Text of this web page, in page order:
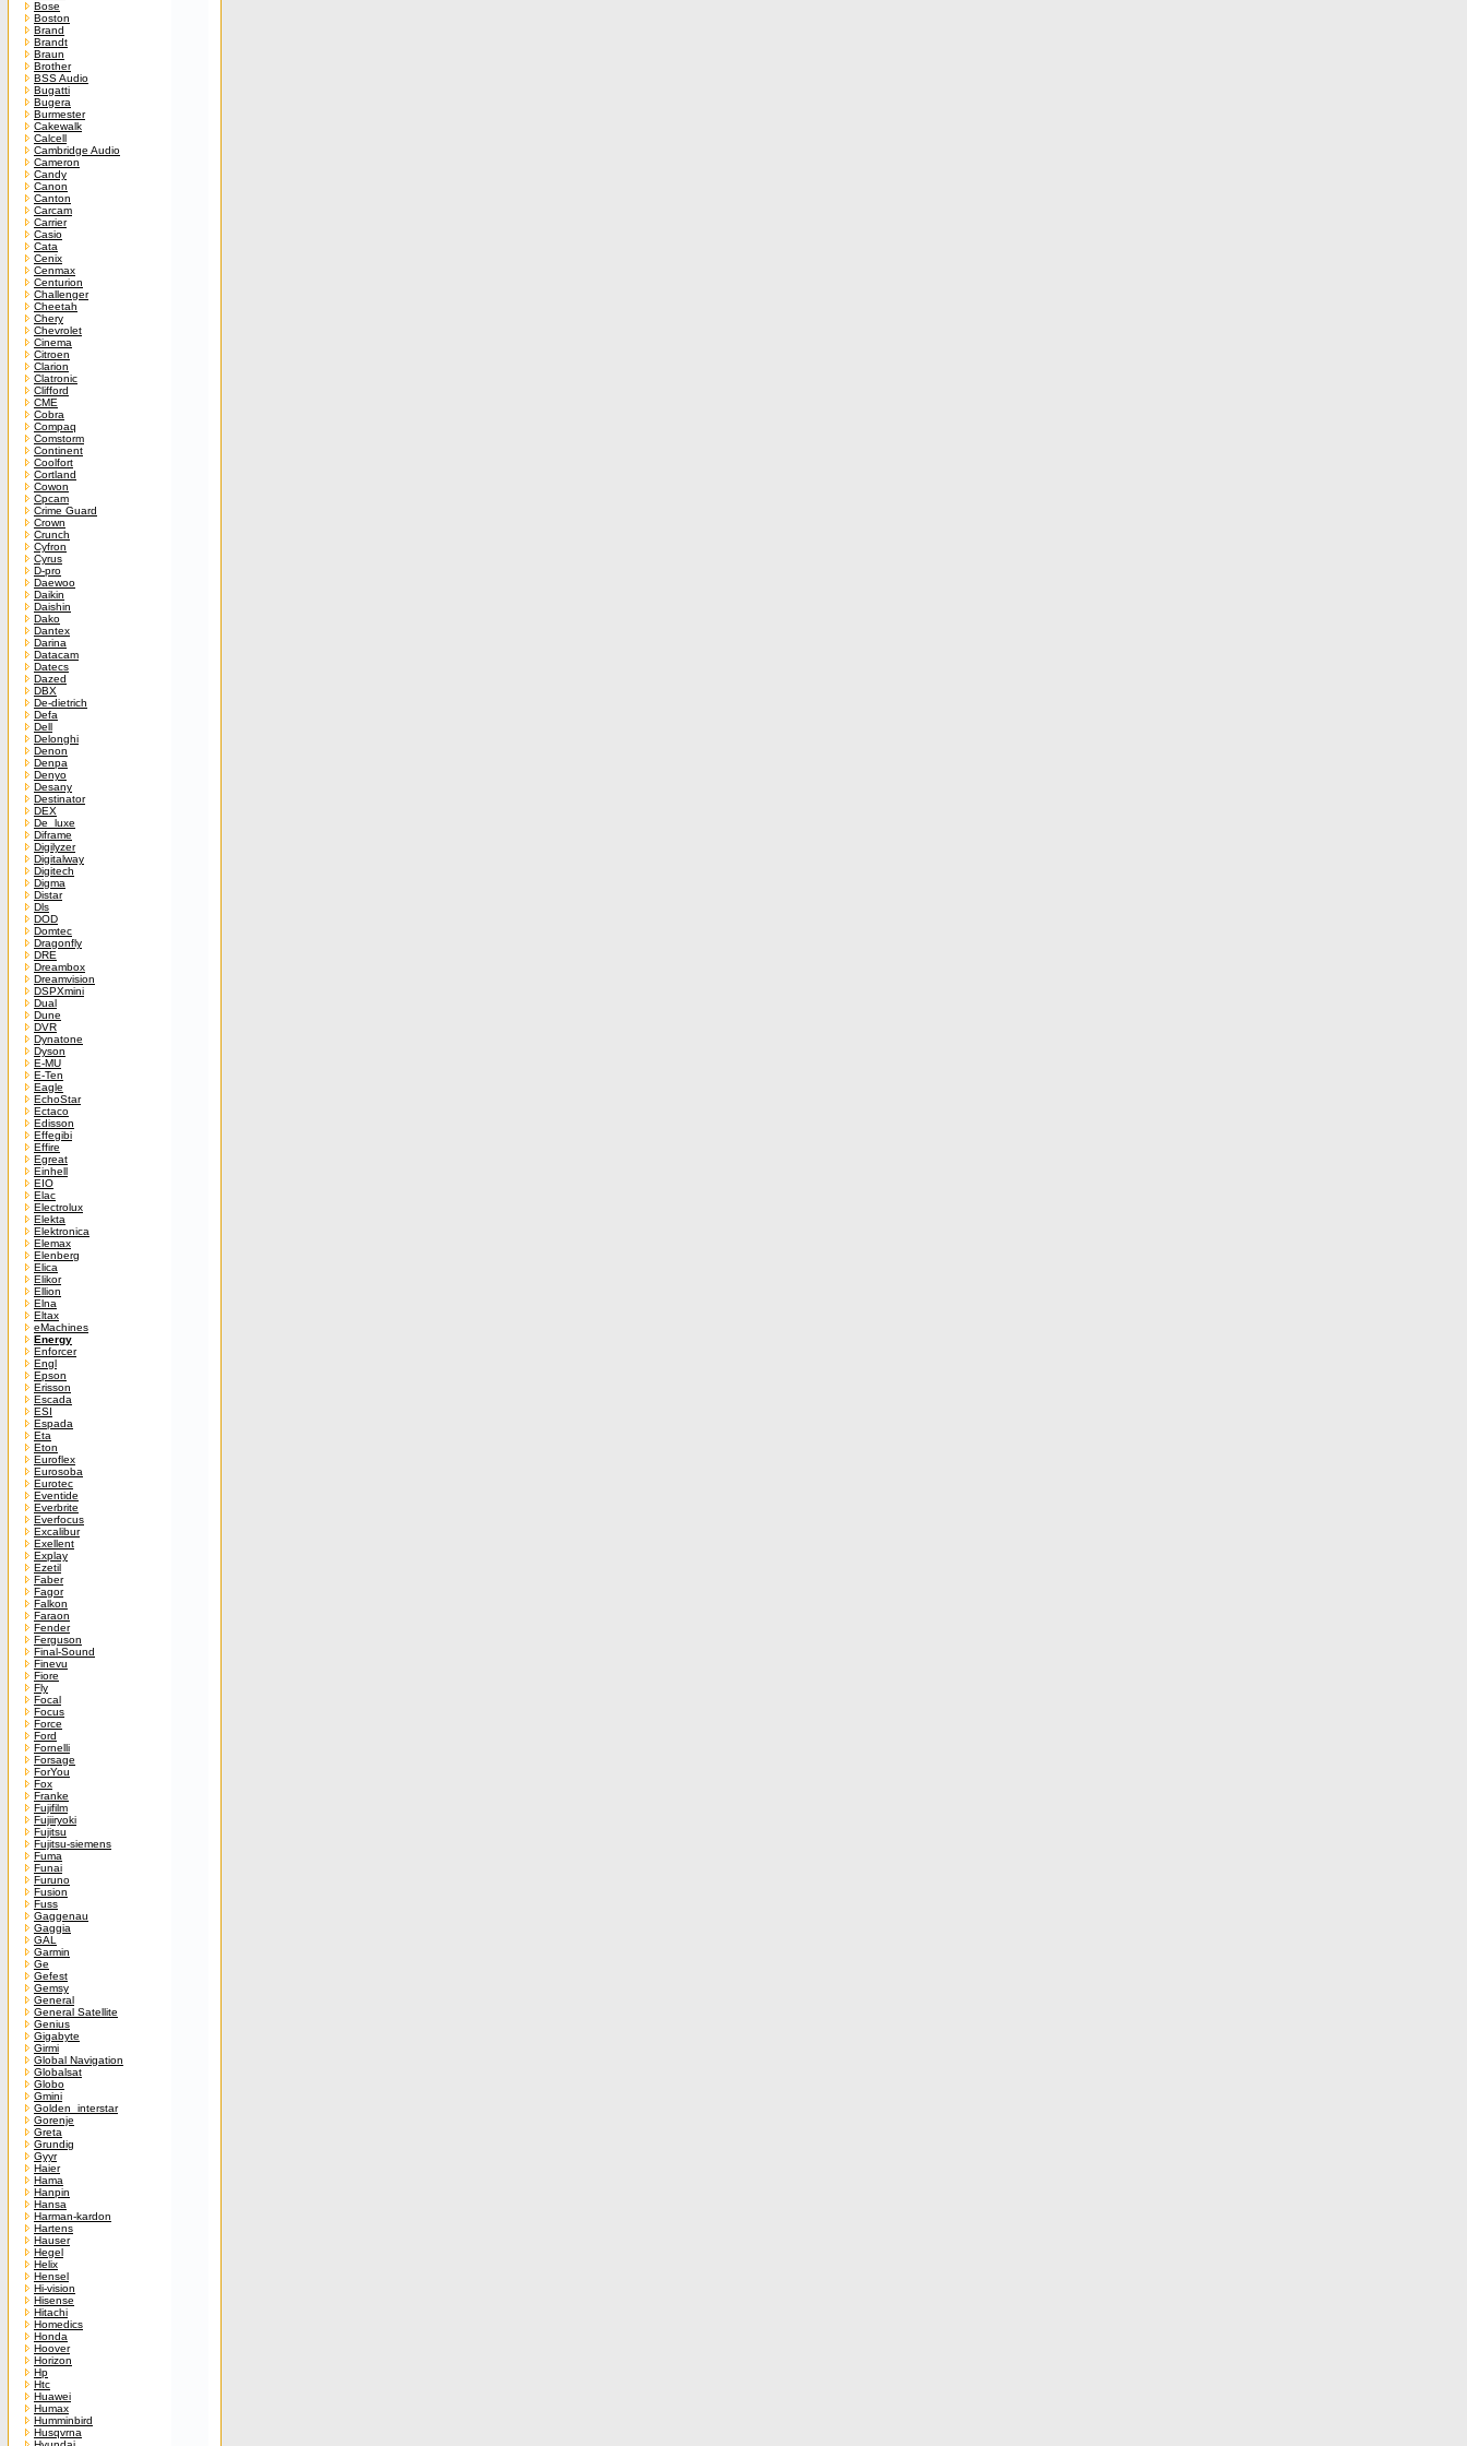
Bose
Boston
Brand
Brandt
Braun
Brother
BSS Audio
Bugatti
Bugera
Burmester
Cakewalk
Calcell
Cambridge Audio
Cameron
Candy
Canon
Canton
Carcam
Carrier
Casio
Cata
Cenix
Cenmax
Centurion
Challenger
Cheetah
Chery
Chevrolet
Cinema
Citroen
Clarion
Clatronic
Clifford
CME
Cobra
Compaq
Comstorm
Continent
Coolfort
Cortland
Cowon
Cpcam
Crime Guard
Crown
Crunch
Cyfron
Cyrus
D-pro
Daewoo
Daikin
Daishin
Dako
Dantex
Darina
Datacam
Datecs
Dazed
DBX
De-dietrich
Defa
Dell
Delonghi
Denon
Denpa
Denyo
Desany
Destinator
DEX
De_luxe
Diframe
Digilyzer
Digitalway
Digitech
Digma
Distar
Dls
DOD
Domtec
Dragonfly
DRE
Dreambox
Dreamvision
DSPXmini
Dual
Dune
DVR
Dynatone
Dyson
E-MU
E-Ten
Eagle
EchoStar
Ectaco
Edisson
Effegibi
Effire
Egreat
Einhell
EIO
Elac
Electrolux
Elekta
Elektronica
Elemax
Elenberg
Elica
Elikor
Ellion
Elna
Eltax
eMachines
Energy
Enforcer
Engl
Epson
Erisson
Escada
ESI
Espada
Eta
Eton
Euroflex
Eurosoba
Eurotec
Eventide
Everbrite
Everfocus
Excalibur
Exellent
Explay
Ezetil
Faber
Fagor
Falkon
Faraon
Fender
Ferguson
Final-Sound
Finevu
Fiore
Fly
Focal
Focus
Force
Ford
Fornelli
Forsage
ForYou
Fox
Franke
Fujifilm
Fujiiryoki
Fujitsu
Fujitsu-siemens
Fuma
Funai
Furuno
Fusion
Fuss
Gaggenau
Gaggia
GAL
Garmin
Ge
Gefest
Gemsy
General
General Satellite
Genius
Gigabyte
Girmi
Global Navigation
Globalsat
Globo
Gmini
Golden_interstar
Gorenje
Greta
Grundig
Gyyr
Haier
Hama
Hanpin
Hansa
Harman-kardon
Hartens
Hauser
Hegel
Helix
Hensel
Hi-vision
Hisense
Hitachi
Homedics
Honda
Hoover
Horizon
Hp
Htc
Huawei
Humax
Humminbird
Husqvrna